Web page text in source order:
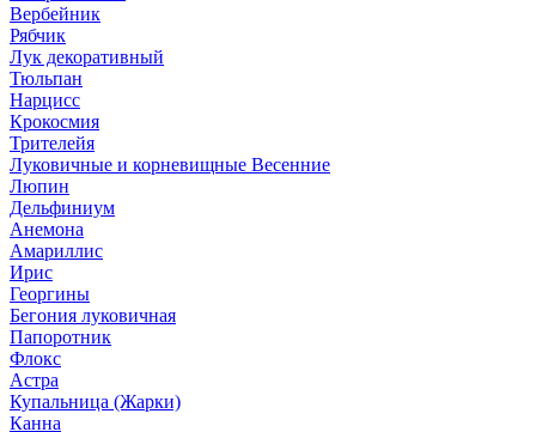
Вербейник
Рябчик
Лук декоративный
Тюльпан
Нарцисс
Крокосмия
Трителейя
Луковичные и корневищные Весенние
Люпин
Дельфиниум
Анемона
Амариллис
Ирис
Георгины
Бегония луковичная
Папоротник
Флокс
Астра
Купальница (Жарки)
Канна